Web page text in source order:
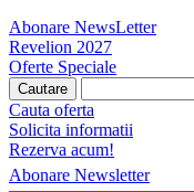
Abonare NewsLetter
Revelion 2027
Oferte Speciale
Cauta oferta
Solicita informatii
Rezerva acum!
Abonare Newsletter